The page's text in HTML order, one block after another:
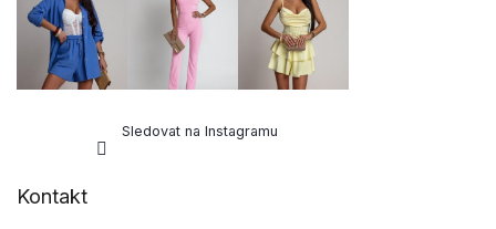
Sledovat na Instagramu
Kontakt